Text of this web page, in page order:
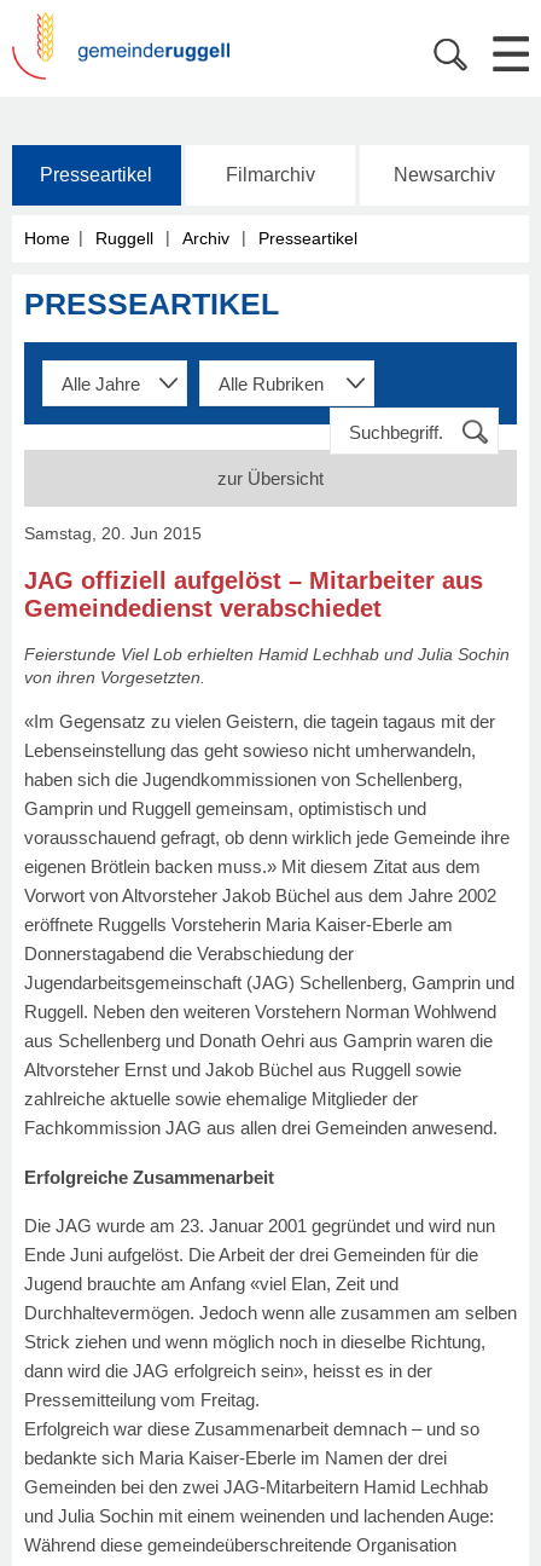
Presseartikel Filmarchiv Newsarchiv
Home | Ruggell | Archiv | Presseartikel
PRESSEARTIKEL
zur Übersicht
Samstag, 20. Jun 2015
JAG offiziell aufgelöst – Mitarbeiter aus
Gemeindedienst verabschiedet
Feierstunde Viel Lob erhielten Hamid Lechhab und Julia Sochin
von ihren Vorgesetzten.
«Im Gegensatz zu vielen Geistern, die tagein tagaus mit der
Lebenseinstellung das geht sowieso nicht umherwandeln,
haben sich die Jugendkommissionen von Schellenberg,
Gamprin und Ruggell gemeinsam, optimistisch und
vorausschauend gefragt, ob denn wirklich jede Gemeinde ihre
eigenen Brötlein backen muss.» Mit diesem Zitat aus dem
Vorwort von Altvorsteher Jakob Büchel aus dem Jahre 2002
eröffnete Ruggells Vorsteherin Maria Kaiser-Eberle am
Donnerstagabend die Verabschiedung der
Jugendarbeitsgemeinschaft (JAG) Schellenberg, Gamprin und
Ruggell. Neben den weiteren Vorstehern Norman Wohlwend
aus Schellenberg und Donath Oehri aus Gamprin waren die
Altvorsteher Ernst und Jakob Büchel aus Ruggell sowie
zahlreiche aktuelle sowie ehemalige Mitglieder der
Fachkommission JAG aus allen drei Gemeinden anwesend.
Erfolgreiche Zusammenarbeit
Die JAG wurde am 23. Januar 2001 gegründet und wird nun
Ende Juni aufgelöst. Die Arbeit der drei Gemeinden für die
Jugend brauchte am Anfang «viel Elan, Zeit und
Durchhaltevermögen. Jedoch wenn alle zusammen am selben
Strick ziehen und wenn möglich noch in dieselbe Richtung,
dann wird die JAG erfolgreich sein», heisst es in der
Pressemitteilung vom Freitag.
Erfolgreich war diese Zusammenarbeit demnach – und so
bedankte sich Maria Kaiser-Eberle im Namen der drei
Gemeinden bei den zwei JAG-Mitarbeitern Hamid Lechhab
und Julia Sochin mit einem weinenden und lachenden Auge:
Während diese gemeindeüberschreitende Organisation